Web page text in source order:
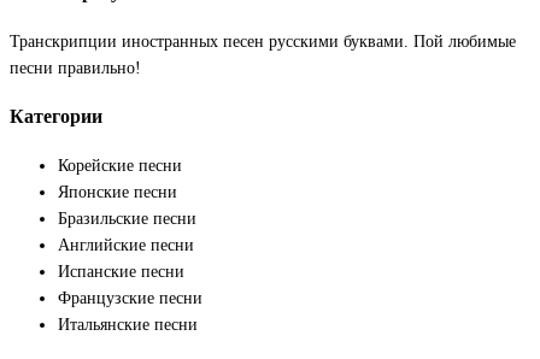
Транскрипции иностранных песен русскими буквами. Пой любимые
песни правильно!
Категории
Корейские песни
Японские песни
Бразильские песни
Английские песни
Испанские песни
Французские песни
Итальянские песни